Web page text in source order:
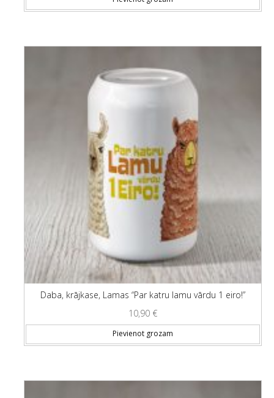
Daba, krājkase, Lamas “Par katru lamu vārdu 1 eiro!”
10,90 €
Pievienot grozam